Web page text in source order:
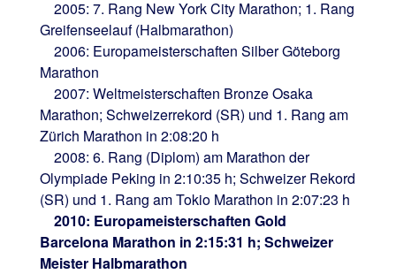
2005: 7. Rang New York City Marathon; 1. Rang
Greifenseelauf (Halbmarathon)
2006: Europameisterschaften Silber Göteborg
Marathon
2007: Weltmeisterschaften Bronze Osaka
Marathon; Schweizerrekord (SR) und 1. Rang am
Zürich Marathon in 2:08:20 h
2008: 6. Rang (Diplom) am Marathon der
Olympiade Peking in 2:10:35 h; Schweizer Rekord
(SR) und 1. Rang am Tokio Marathon in 2:07:23 h
2010: Europameisterschaften Gold
Barcelona Marathon in 2:15:31 h; Schweizer
Meister Halbmarathon